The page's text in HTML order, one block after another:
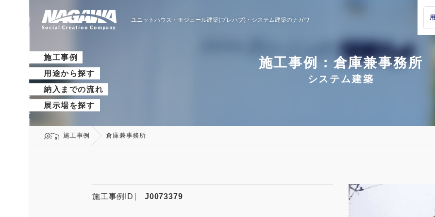
ユニットハウス・モジュール建築(プレハブ)・ システム建築のナガワ
施工事例
用途から探す
納入までの流れ
展示場を探す
施工事例：倉庫兼事務所
システム建築
施工事例 倉庫兼事務所
施工事例ID J0073379